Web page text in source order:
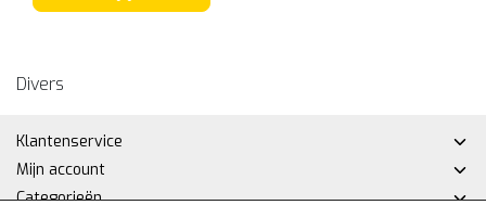
Divers
Klantenservice
Mijn account
Categorieën